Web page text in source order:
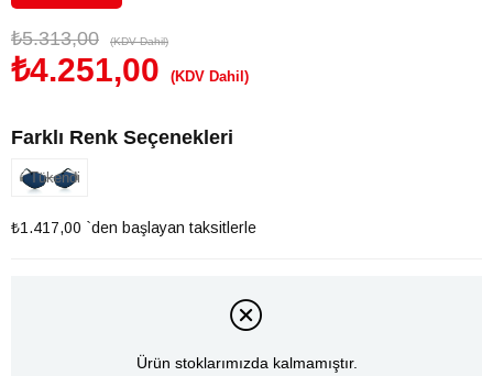
₺5.313,00 (KDV Dahil)
₺4.251,00 (KDV Dahil)
Farklı Renk Seçenekleri
Tükendi
₺1.417,00 `den başlayan taksitlerle
Ürün stoklarımızda kalmamıştır.